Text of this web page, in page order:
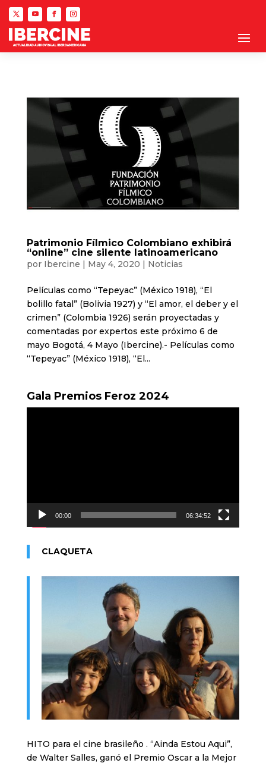
Patrimonio Fílmico Colombiano exhibirá
“online” cine silente latinoamericano
por Ibercine | May 4, 2020 | Noticias
Películas como “Tepeyac” (México 1918), “El
bolillo fatal” (Bolivia 1927) y “El amor, el deber y el
crimen” (Colombia 1926) serán proyectadas y
comentadas por expertos este próximo 6 de
mayo Bogotá, 4 Mayo (Ibercine).- Películas como
“Tepeyac” (México 1918), “El...
Gala Premios Feroz 2024
00:00 06:34:52
CLAQUETA
HITO para el cine brasileño . “Ainda Estou Aqui”,
de Walter Salles, ganó el Premio Oscar a la Mejor